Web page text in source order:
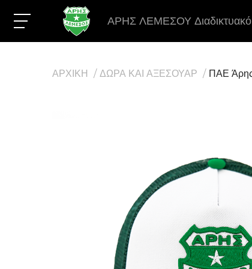
ΑΡΗΣ ΛΕΜΕΣΟΥ Διαδικτυακό
ΑΡΧΙΚΗ ΔΩΡΑ ΚΑΙ ΑΞΕΣΟΥΑΡ ΠΑΕ Άρης